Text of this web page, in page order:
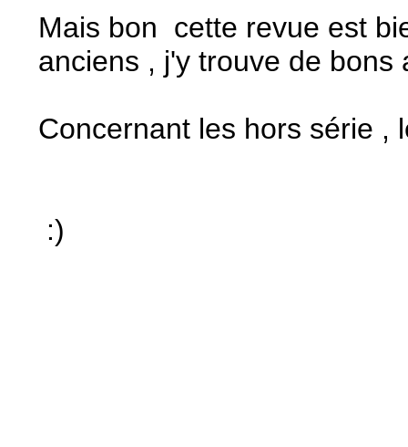
Mais bon cette revue est
anciens , j'y trouve de
Concernant les hors série ,
:)